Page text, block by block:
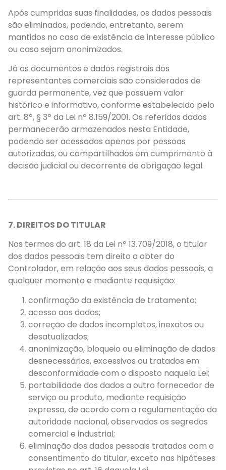
Após cumpridas suas finalidades, os dados pessoais
são eliminados, podendo, entretanto, serem
mantidos no caso de existência de interesse público
ou caso sejam anonimizados.
Já os documentos e dados registrais dos
representantes comerciais são considerados de
guarda permanente, vez que possuem valor
histórico e informativo, conforme estabelecido pelo
art. 8º, § 3º da Lei nº 8.159/2001. Os referidos dados
permanecerão armazenados nesta Entidade,
podendo ser acessados apenas por pessoas
autorizadas, ou compartilhados em cumprimento à
decisão judicial ou decorrente de obrigação legal.
7.DIREITOS DO TITULAR
Nos termos do art. 18 da Lei nº 13.709/2018, o titular
dos dados pessoais tem direito a obter do
Controlador, em relação aos seus dados pessoais, a
qualquer momento e mediante requisição:
confirmação da existência de tratamento;
acesso aos dados;
correção de dados incompletos, inexatos ou
desatualizados;
anonimização, bloqueio ou eliminação de dados
desnecessários, excessivos ou tratados em
desconformidade com o disposto naquela Lei;
portabilidade dos dados a outro fornecedor de
serviço ou produto, mediante requisição
expressa, de acordo com a regulamentação da
autoridade nacional, observados os segredos
comercial e industrial;
eliminação dos dados pessoais tratados com o
consentimento do titular, exceto nas hipóteses